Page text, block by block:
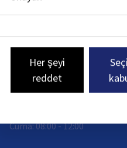
Yerinde randevular sadece
Telefonla ulaşılabilirlik:
Cuma: 08:00 - 12:00
Her şeyi
reddet